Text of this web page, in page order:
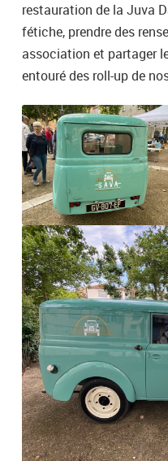
restauration de la Juva
fétiche, prendre des
association et partager
entouré des roll-up de